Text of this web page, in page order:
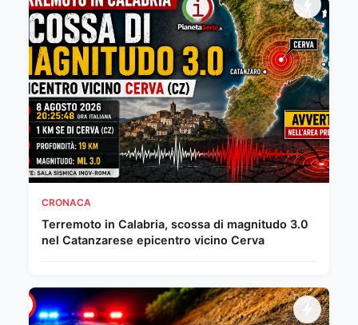
CRONACA
Terremoto in Calabria, scossa di magnitudo 3.0
nel Catanzarese epicentro vicino Cerva